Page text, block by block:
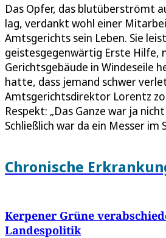
Das Opfer, das blutüberströmt
lag, verdankt wohl einer
Amtsgerichts sein Leben. Sie
geistesgegenwärtig Erste Hilfe,
Gerichtsgebäude in Windeseile
hatte, dass jemand schwer
Amtsgerichtsdirektor Lorentz
Respekt: „Das Ganze war ja
Schließlich war da ein Messer im
Chronische
Kerpener Grüne
Landespolitik